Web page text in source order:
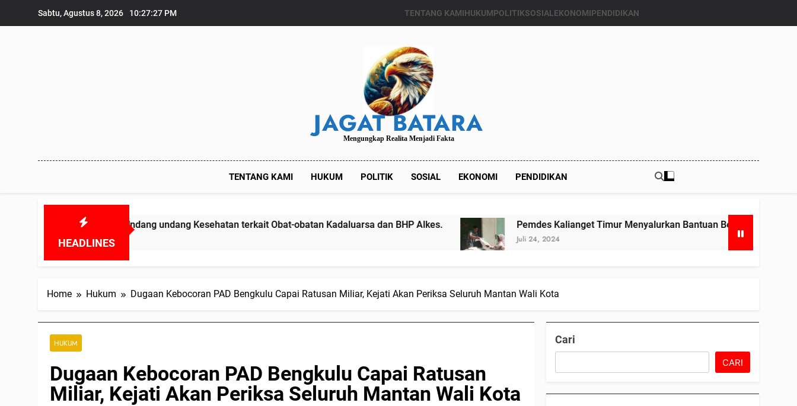
Sabtu, Agustus 8, 2026 10:27:28 PM TENTANG KAMIHUKUMPOLITIKSOSIALEKONOMIPENDIDIKAN
JAGAT BATARA
Mengungkap Realita Menjadi Fakta
TENTANG KAMI HUKUM POLITIK SOSIAL EKONOMI PENDIDIKAN
HEADLINES
Undang undang Kesehatan terkait Obat-obatan Kadaluarsa dan BHP Alkes. Pemdes Kalianget Timur Menyalurkan Bantuan Beras Bapang (Bantuan Pangan)
Juli 24, 2024
Home Hukum Dugaan Kebocoran PAD Bengkulu Capai Ratusan Miliar, Kejati Akan Periksa Seluruh Mantan Wali Kota
HUKUM
Dugaan Kebocoran PAD Bengkulu Capai Ratusan
Miliar, Kejati Akan Periksa Seluruh Mantan Wali Kota
Cari
CARI